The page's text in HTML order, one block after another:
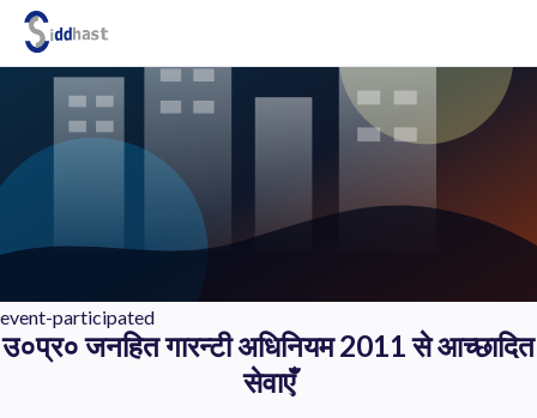
Search site via Google
event-participated
उ०प्र० जनहित गारन्टी अधिनियम 2011 से आच्छादित
सेवाएँ